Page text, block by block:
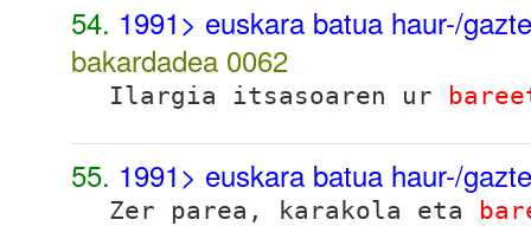
54. 1991> euskara batua haur-/
bakardadea 0062
Ilargia itsasoaren ur
55. 1991> euskara batua haur-/
Zer parea, karakola eta